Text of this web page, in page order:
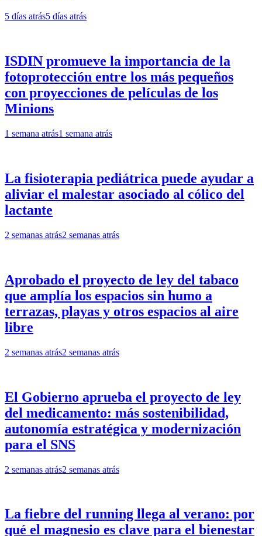
5 días atrás5 días atrás
ISDIN promueve la importancia de la
fotoprotección entre los más pequeños
con proyecciones de películas de los
Minions
1 semana atrás1 semana atrás
La fisioterapia pediátrica puede ayudar a
aliviar el malestar asociado al cólico del
lactante
2 semanas atrás2 semanas atrás
Aprobado el proyecto de ley del tabaco
que amplía los espacios sin humo a
terrazas, playas y otros espacios al aire
libre
2 semanas atrás2 semanas atrás
El Gobierno aprueba el proyecto de ley
del medicamento: más sostenibilidad,
autonomía estratégica y modernización
para el SNS
2 semanas atrás2 semanas atrás
La fiebre del running llega al verano: por
qué el magnesio es clave para el bienestar